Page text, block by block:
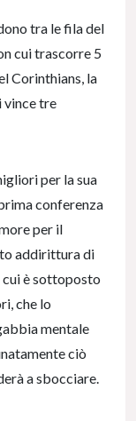
tra le fila del
cui trascorre 5
Corinthians, la
vince tre
per la sua
conferenza
per il
addirittura di
è sottoposto
che lo
mentale
ciò
a sbocciare.